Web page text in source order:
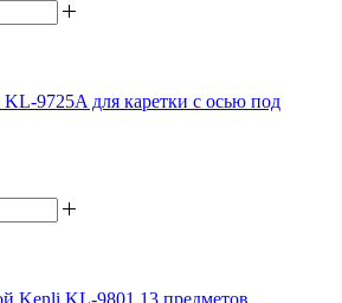
9725A для каретки с осью под
Kenli KL-9801 13 предметов